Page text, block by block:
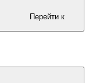
Перейти к